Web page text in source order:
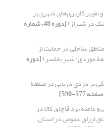
تغییر کاربری‌‌های شهری بر
در شیراز) [دوره 48، شماره
ساحلی در حمایت از
موردی: شهر بابلسر)[دوره
بر دزدی دریایی در منطقۀ
دامنۀ برد قاچاق کالا در
ارزاق عمومی در استان